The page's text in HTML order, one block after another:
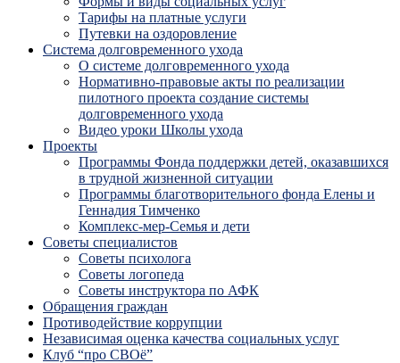
Тарифы на платные услуги
Путевки на оздоровление
Система долговременного ухода
О системе долговременного ухода
Нормативно-правовые акты по реализации
пилотного проекта создание системы
долговременного ухода
Видео уроки Школы ухода
Проекты
Программы Фонда поддержки детей, оказавшихся
в трудной жизненной ситуации
Программы благотворительного фонда Елены и
Геннадия Тимченко
Комплекс-мер-Семья и дети
Советы специалистов
Советы психолога
Советы логопеда
Советы инструктора по АФК
Обращения граждан
Противодействие коррупции
Независимая оценка качества социальных услуг
Клуб “про СВОё”